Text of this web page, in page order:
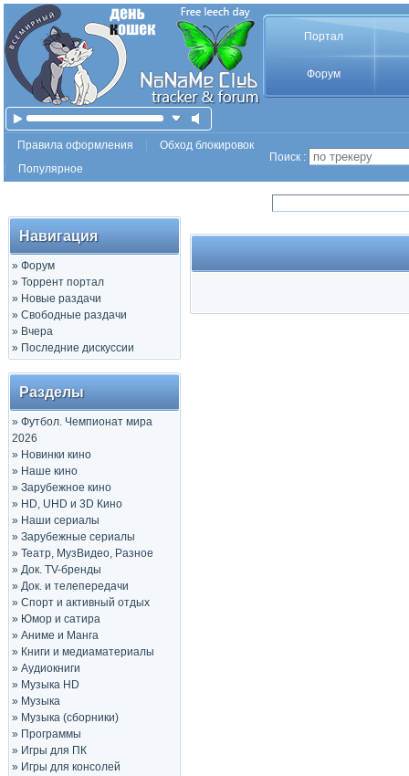
Портал
Форум
Правила оформления
Обход блокировок
Популярное
Поиск :
Навигация
» Форум
» Торрент портал
» Новые раздачи
» Свободные раздачи
» Вчера
» Последние дискуссии
Разделы
» Футбол. Чемпионат мира
2026
» Новинки кино
» Наше кино
» Зарубежное кино
» HD, UHD и 3D Кино
» Наши сериалы
» Зарубежные сериалы
» Театр, МузВидео, Разное
» Док. TV-бренды
» Док. и телепередачи
» Спорт и активный отдых
» Юмор и сатира
» Аниме и Манга
» Книги и медиаматериалы
» Аудиокниги
» Музыка HD
» Музыка
» Музыка (сборники)
» Программы
» Игры для ПК
» Игры для консолей